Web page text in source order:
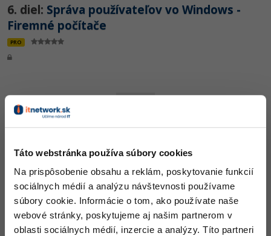
Táto webstránka používa súbory cookies
Na prispôsobenie obsahu a reklám, poskytovanie funkcií
sociálnych médií a analýzu návštevnosti používame
súbory cookie. Informácie o tom, ako používate naše
webové stránky, poskytujeme aj našim partnerom v
oblasti sociálnych médií, inzercie a analýzy. Títo partneri
6. diel: Správa používateľov vo Windows -
Firemné počítače
PRO